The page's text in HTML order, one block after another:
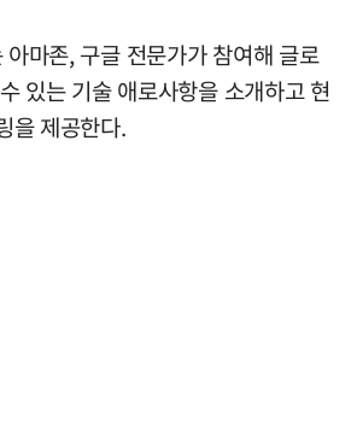
마존, 구글 전문가가 참여해 글로
있는 기술 애로사항을 소개하고 현
을 제공한다.